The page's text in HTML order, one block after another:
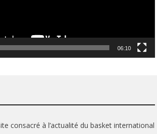
06:10
consacré à l’actualité du basket international